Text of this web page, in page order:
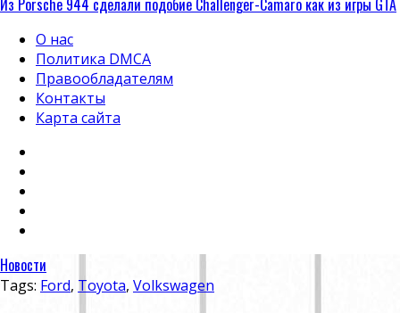
Из Porsche 944 сделали подобие Challenger-Camaro как из игры GTA
О нас
Политика DMCA
Правообладателям
Контакты
Карта сайта
Новости
Tags: Ford, Toyota, Volkswagen